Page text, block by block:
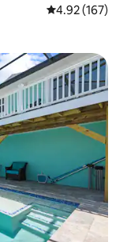
औसत रेटिंग 5 में से
4.92 (167)